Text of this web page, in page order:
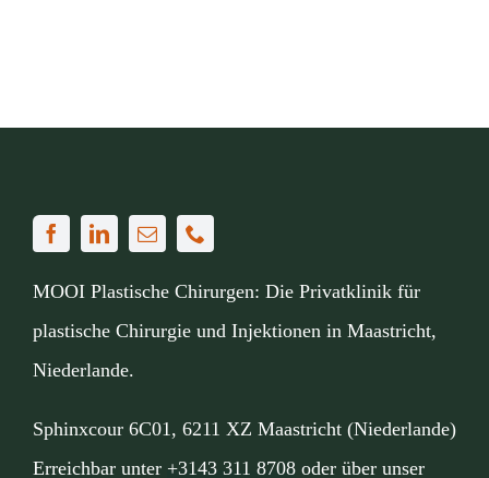
MOOI Plastische Chirurgen: Die Privatklinik für
plastische Chirurgie und Injektionen in Maastricht,
Niederlande.
Sphinxcour 6C01, 6211 XZ Maastricht (Niederlande)
Erreichbar unter +3143 311 8708oder über unser